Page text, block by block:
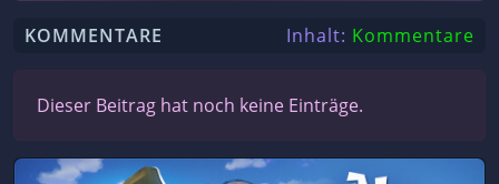
KOMMENTARE Inhalt: Kommentare
Dieser Beitrag hat noch keine Einträge.